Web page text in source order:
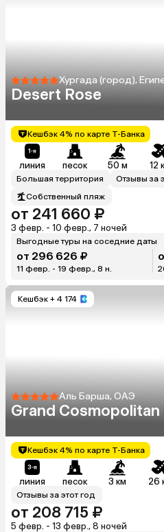
Хургада (город),
Desert Rose
Кешбэк 4% по карте Т-Банка
линия песок 50 м 12
Большая территория
Отзывы за
Собственный пляж
от 241 660 ₽
3 февр. - 10 февр., 7 ночей
Выгодные туры на соседние даты
от 296 626 ₽
11 февр. - 19 февр., 8 н.
Кешбэк + 4 174
Аль Барша, ОАЭ
Grand
Кешбэк 4% по карте Т-Банка
линия песок 3 км 26
Отзывы за этот год
от 208 715 ₽
5 февр. - 13 февр., 8 ночей